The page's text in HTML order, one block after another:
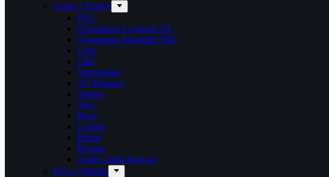
Ligue 1 France
PSG
Olympique Lyonnais OL
Olympique Marseille OM
Lens
Lille
Montpellier
AS Monaco
Nantes
Nice
Brest
Lorient
Reims
Rennes
Autres clubs français
Pays / Nations